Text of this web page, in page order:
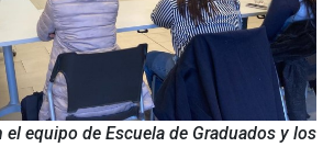
el equipo de Escuela de Graduados y los